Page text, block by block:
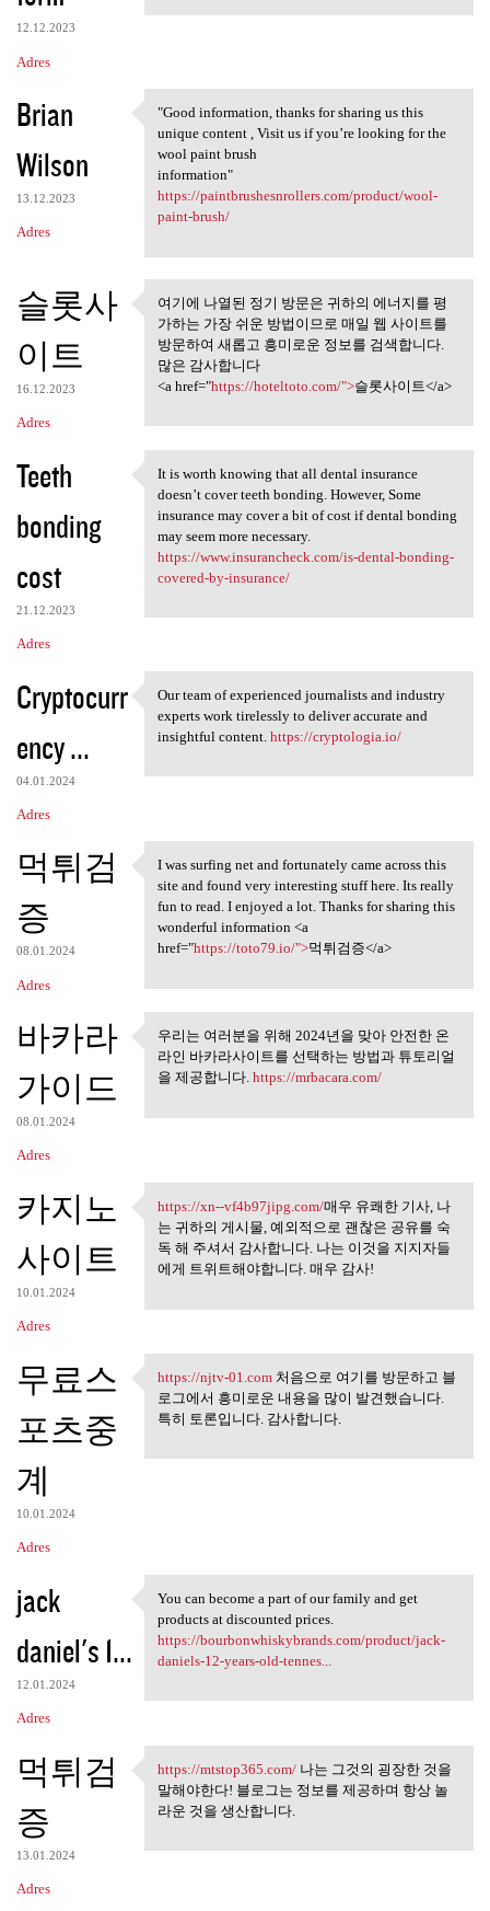
12.12.2023
Adres
Brian
Wilson
13.12.2023
Adres
"Good information, thanks for
"Good information, thanks for sharing us this
unique content , Visit us if you’re looking for the
wool paint brush
information"
https://paintbrushesnrollers.com/product/wool-
paint-brush/
슬롯사
이트
16.12.2023
Adres
여기에 나열된 정기 방문은 귀하
의 에너지를 평가하는
여기에 나열된 정기 방문은 귀하의 에너지를 평
가하는 가장 쉬운 방법이므로 매일 웹 사이트를
방문하여 새롭고 흥미로운 정보를 검색합니다.
많은 감사합니다
<a href="https://hoteltoto.com/">슬롯사이트</a>
Teeth
bonding
cost
21.12.2023
Adres
It is worth knowing that all
It is worth knowing that all dental insurance
doesn’t cover teeth bonding. However, Some
insurance may cover a bit of cost if dental bonding
may seem more necessary.
https://www.insurancheck.com/is-dental-bonding-
covered-by-insurance/
Cryptocurr
ency ...
04.01.2024
Adres
Our team of experienced
Our team of experienced journalists and industry
experts work tirelessly to deliver accurate and
insightful content. https://cryptologia.io/
먹튀검
증
08.01.2024
Adres
I was surfing net and
I was surfing net and fortunately came across this
site and found very interesting stuff here. Its really
fun to read. I enjoyed a lot. Thanks for sharing this
wonderful information <a
href="https://toto79.io/">먹튀검증</a>
바카라
가이드
08.01.2024
Adres
우리는 여러분을 위해 2024년을
맞아 안전한 온라인
우리는 여러분을 위해 2024년을 맞아 안전한 온
라인 바카라사이트를 선택하는 방법과 튜토리얼
을 제공합니다. https://mrbacara.com/
카지노
사이트
10.01.2024
Adres
https://xn--vf4b97jipg.com/매우
https://xn--vf4b97jipg.com/매우 유쾌한 기사, 나
는 귀하의 게시물, 예외적으로 괜찮은 공유를 숙
독 해 주셔서 감사합니다. 나는 이것을 지지자들
에게 트위트해야합니다. 매우 감사!
무료스
포츠중
계
10.01.2024
Adres
https://njtv-01.com 처음으로 여기를
https://njtv-01.com처음으로 여기를 방문하고 블
로그에서 흥미로운 내용을 많이 발견했습니다.
특히 토론입니다. 감사합니다.
jack
daniel's 1...
12.01.2024
Adres
You can become a part of our
You can become a part of our family and get
products at discounted prices.
https://bourbonwhiskybrands.com/product/jack-
daniels-12-years-old-tennes...
먹튀검
증
13.01.2024
Adres
https://mtstop365.com/ 나는 그것의
https://mtstop365.com/나는 그것의 굉장한 것을
말해야한다! 블로그는 정보를 제공하며 항상 놀
라운 것을 생산합니다.